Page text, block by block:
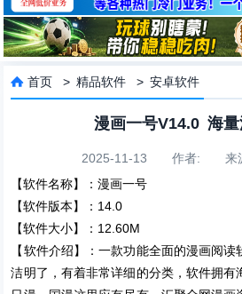
 首页 >精品软件 >安卓软件
漫画一号V14.0 海
2025-11-13 作者: 来源:
【软件名称】：漫画一号
【软件版本】：14.0
【软件大小】：12.60M
【软件介绍】：一款功能全面的漫画阅
洁明了，有着非常详细的分类，软件拥有